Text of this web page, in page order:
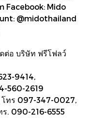
Facebook: Mido
@midothailand
ต่อ บริษัท ฟรีโฟลว์
9414,
560-2619
ทร 097-347-0027,
. 090-216-6555